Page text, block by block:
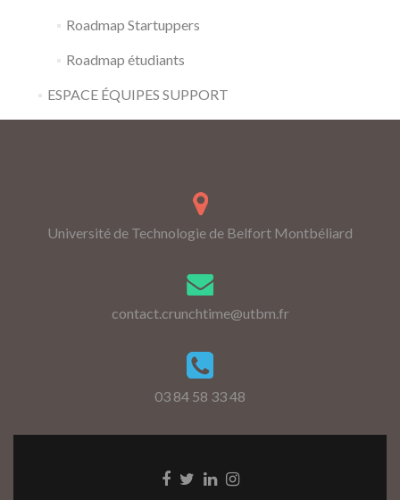
Roadmap Startuppers
Roadmap étudiants
ESPACE ÉQUIPES SUPPORT
Université de Technologie de Belfort Montbéliard
contact.crunchtime@utbm.fr
03 84 58 33 48
Go Go Go Go